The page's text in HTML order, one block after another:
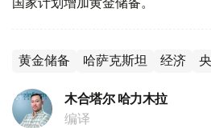
黄金储备 哈萨克斯坦 经济
木合塔尔 哈力木拉
编译